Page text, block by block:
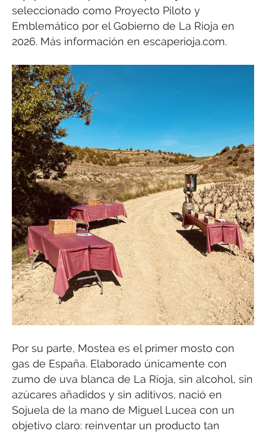
seleccionado como Proyecto Piloto y
Emblemático por el Gobierno de La Rioja en
2026. Más información en escaperioja.com.
Por su parte, Mostea es el primer mosto con
gas de España. Elaborado únicamente con
zumo de uva blanca de La Rioja, sin alcohol, sin
azúcares añadidos y sin aditivos, nació en
Sojuela de la mano de Miguel Lucea con un
objetivo claro: reinventar un producto tan